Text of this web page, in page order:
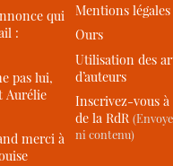
qui
:
pas lui,
Aurélie
merci à
Mentions légales
Ours
Utilisation des
d’auteurs
Inscrivez-vous
de la RdR
ni contenu)